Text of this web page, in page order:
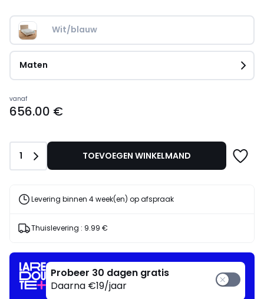
Wit/blauw
Maten
Prijs
vanaf
vanaf
656.00 €
Aantal
1 TOEVOEGEN WINKELMAND
Levering binnen 4 week(en) op afspraak
Thuislevering : 9.99 €
Probeer 30 dagen gratis
Daarna €19/jaar